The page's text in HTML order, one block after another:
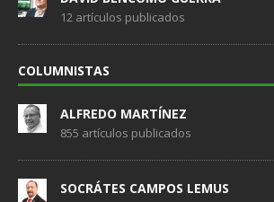
12 artículos publicados
COLUMNISTAS
ALFREDO MARTÍNEZ
855 artículos publicados
SOCRÁTES CAMPOS LEMUS